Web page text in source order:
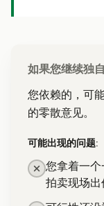
如果您继续独
您依赖的，可
的零散意见。
可能出现的问题:
您拿着一
拍卖现场出